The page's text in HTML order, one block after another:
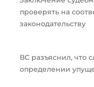
проверять на
законодательству
ВС разъяснил, что
определении